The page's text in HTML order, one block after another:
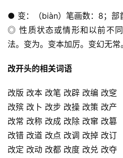
● 变：（biàn）笔画数：8；部
◎ 性质状态或情形和以前不
法。变为。变本加厉。变幻无常。
改开头的相关词语
改版 改本 改笔 改辟 改编 改窆
改殡 改卜 改步 改操 改策 改产
改常 改称 改成 改除 改窜 改篡
改错 改道 改点 改调 改掉 改订
改定 改动 改都 改度 改兑 改夺